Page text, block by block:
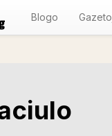
Blogo